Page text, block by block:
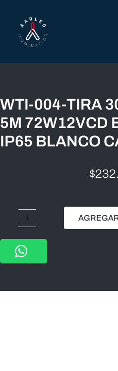
content
INICIO
WTI-004-TIRA
5M 72W12VCD
IP65 BLANCO
$
WTI-
TIRA
300
LEDS